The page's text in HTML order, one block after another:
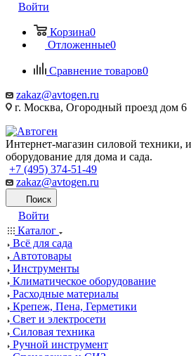
Войти
Корзина0
Отложенные0
Сравнение товаров0
zakaz@avtogen.ru
г. Москва, Огородный проезд дом 6
Интернет-магазин силовой техники,
оборудование для дома и сада.
+7 (495) 374-51-49
zakaz@avtogen.ru
Поиск
Войти
Каталог
Всё для сада
Автотовары
Инструменты
Климатическое оборудование
Расходные материалы
Крепеж, Пена, Герметики
Свет и электросети
Силовая техника
Ручной инструмент